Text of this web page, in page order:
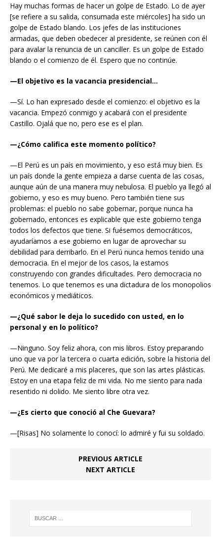
Hay muchas formas de hacer un golpe de Estado. Lo de ayer
[se refiere a su salida, consumada este miércoles] ha sido un
golpe de Estado blando. Los jefes de las instituciones
armadas, que deben obedecer al presidente, se reúnen con él
para avalar la renuncia de un canciller. Es un golpe de Estado
blando o el comienzo de él. Espero que no continúe.
—El objetivo es la vacancia presidencial…
—Sí. Lo han expresado desde el comienzo: el objetivo es la
vacancia. Empezó conmigo y acabará con el presidente
Castillo. Ojalá que no, pero ese es el plan.
—¿Cómo califica este momento político?
—El Perú es un país en movimiento, y eso está muy bien. Es
un país donde la gente empieza a darse cuenta de las cosas,
aunque aún de una manera muy nebulosa. El pueblo ya llegó al
gobierno, y eso es muy bueno. Pero también tiene sus
problemas: el pueblo no sabe gobernar, porque nunca ha
gobernado, entonces es explicable que este gobierno tenga
todos los defectos que tiene. Si fuésemos democráticos,
ayudaríamos a ese gobierno en lugar de aprovechar su
debilidad para derribarlo. En el Perú nunca hemos tenido una
democracia. En el mejor de los casos, la estamos
construyendo con grandes dificultades. Pero democracia no
tenemos. Lo que tenemos es una dictadura de los monopolios
económicos y mediáticos.
—¿Qué sabor le deja lo sucedido con usted, en lo
personal y en lo político?
—Ninguno. Soy feliz ahora, con mis libros. Estoy preparando
uno que va por la tercera o cuarta edición, sobre la historia del
Perú. Me dedicaré a mis placeres, que son las artes plásticas.
Estoy en una etapa feliz de mi vida. No me siento para nada
resentido ni dolido. Me siento libre otra vez.
—¿Es cierto que conoció al Che Guevara?
—[Risas] No solamente lo conocí: lo admiré y fui su soldado.
PREVIOUS ARTICLE
NEXT ARTICLE